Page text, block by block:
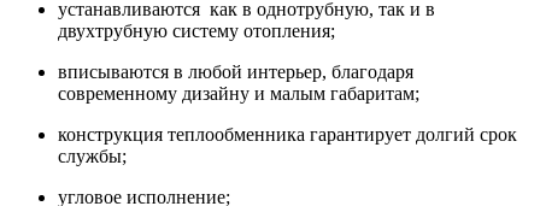
устанавливаются как в однотрубную, так и в
двухтрубную систему отопления;
вписываются в любой интерьер, благодаря
современному дизайну и малым габаритам;
конструкция теплообменника гарантирует долгий срок
службы;
угловое исполнение;